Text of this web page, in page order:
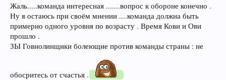
Жаль.....команда интересная .......вопрос к обороне конечно .
Ну я остаюсь при своём мнении ....команда должна быть
примерно одного уровня по возрасту . Время Кови и Ови
прошло .
ЗЫ Говнолинщики болеющие против команды страны : не
обосритесь от счастья .